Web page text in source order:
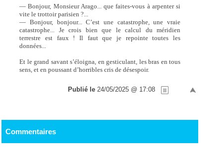
— Bonjour, Monsieur Arago... que faites-vous à arpenter si
vite le trottoir parisien ?...
— Bonjour, bonjour... C’est une catastrophe, une vraie
catastrophe... Je crois bien que le calcul du méridien
terrestre est faux ! Il faut que je repointe toutes les
données...
Et le grand savant s’éloigna, en gesticulant, les bras en tous
sens, et en poussant d’horribles cris de désespoir.
Publié le 24/05/2025 @ 17:08
Commentaires